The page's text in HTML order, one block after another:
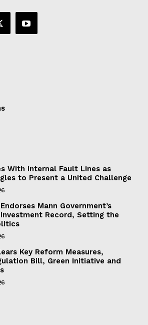
With Internal Fault Lines as
to Present a United Challenge
Mann Government’s
Record, Setting the
Key Reform Measures,
Bill, Green Initiative and